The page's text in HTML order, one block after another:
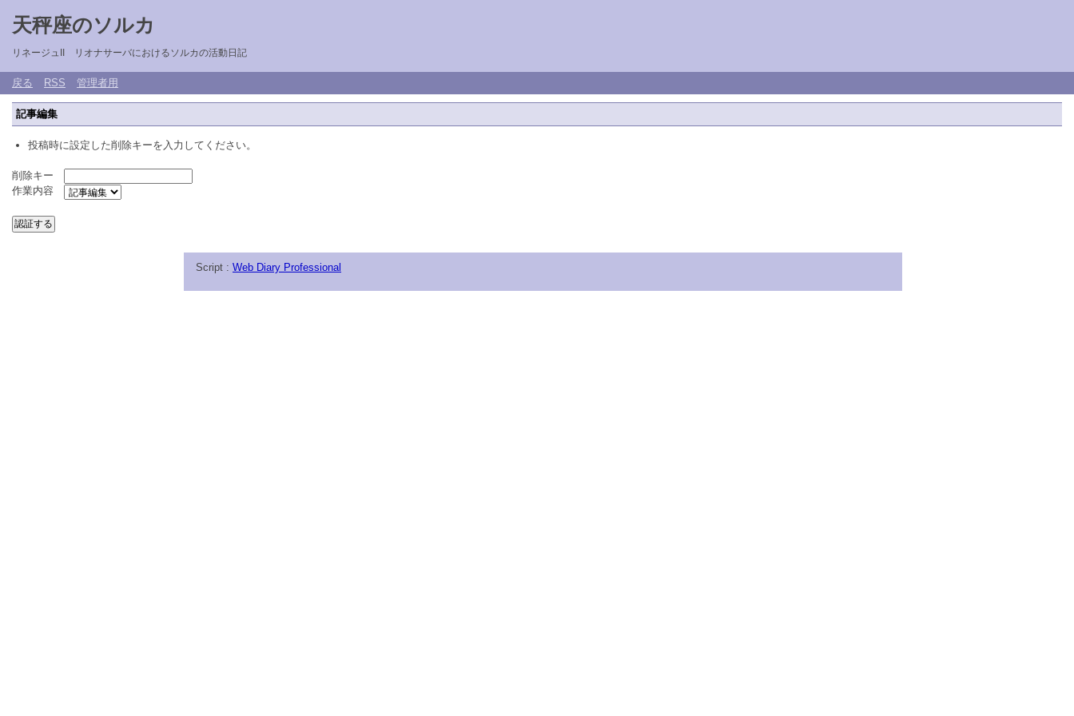
天秤座のソルカ
リネージュII リオナサーバにおけるソルカの活動日記
戻る RSS 管理者用
記事編集
投稿時に設定した削除キーを入力してください。
削除キー
作業内容
Script : Web Diary Professional